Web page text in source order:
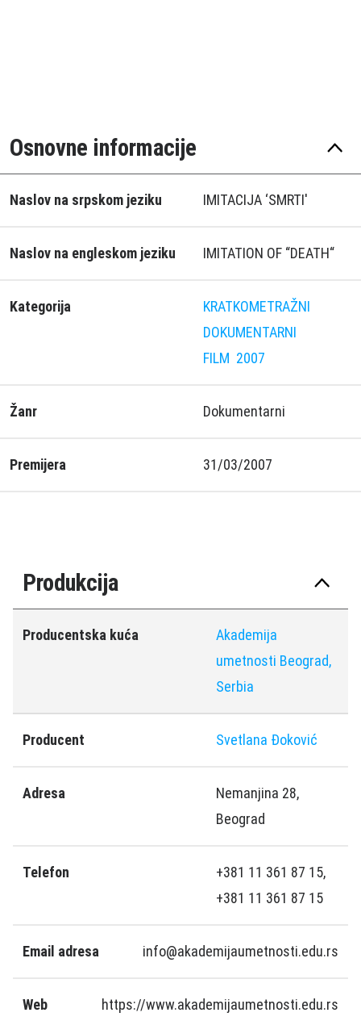
Osnovne informacije
Naslov na srpskom jeziku IMITACIJA ‘SMRTI'
Naslov na engleskom jeziku IMITATION OF “DEATH“
Kategorija
KRATKOMETRAŽNI
DOKUMENTARNI
FILM 2007
Žanr Dokumentarni
Premijera 31/03/2007
Produkcija
Producentska kuća
Akademija
umetnosti Beograd,
Serbia
Producent Svetlana Đoković
Adresa
Nemanjina 28,
Beograd
Telefon
+381 11 361 87 15,
+381 11 361 87 15
Email adresa info@akademijaumetnosti.edu.rs
Web
https://www.akademijaumetnosti.edu.rs